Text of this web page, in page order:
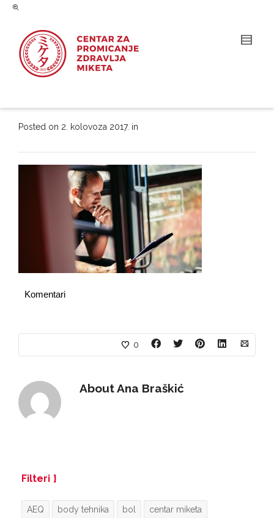
Posted on 2. kolovoza 2017. in
Komentari
0
AboutAna Braškić
Filteri
AEQ body tehnika bol centar miketa